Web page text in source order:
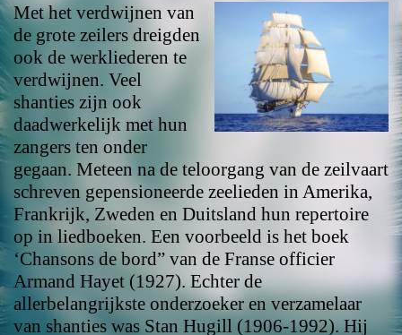
Met het verdwijnen van
de grote zeilers dreigden
ook de werkliederen te
verdwijnen. Veel
shanties zijn ook
daadwerkelijk met hun
zangers ten onder
gegaan. Meteen na de teloorgang van de zeilvaart
schreven gepensioneerde zeelieden in Amerika,
Frankrijk, Zweden en Duitsland hun repertoire
op in liedboeken. Een voorbeeld is het boek
‘Chansons de bord” van de Franse officier
Armand Hayet (1927). Echter de
allerbelangrijkste onderzoeker en verzamelaar
van shanties was Stan Hugill (1906-1992). Hij